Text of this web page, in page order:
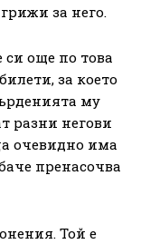
за него.
още по това
за което
му
разни негови
очевидно има
пренасочва
Той е